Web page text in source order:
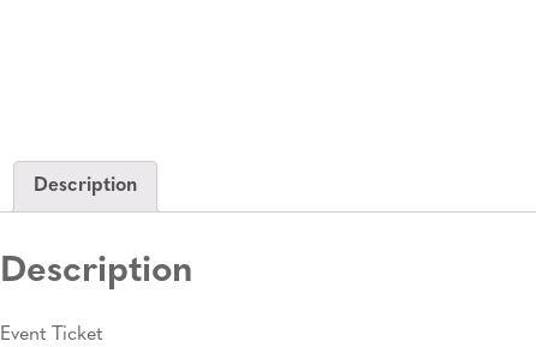
Description
Description
Event Ticket